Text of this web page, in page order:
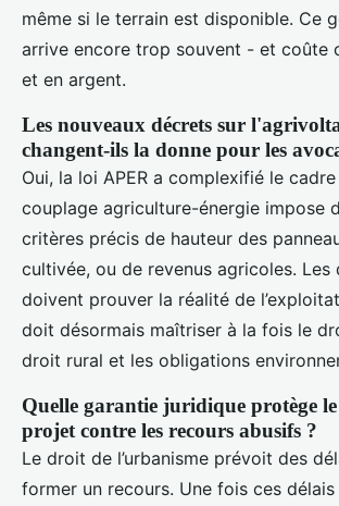
même si le terrain est disponible. Ce
arrive encore trop souvent - et coûte
et en argent.
Les nouveaux décrets sur
changent-ils la donne pour les
Oui, la loi APER a complexifié le
couplage agriculture-énergie impose
critères précis de hauteur des
cultivée, ou de revenus agricoles. Les
doivent prouver la réalité de
doit désormais maîtriser à la fois le
droit rural et les obligations
Quelle garantie juridique protège
projet contre les recours abusifs ?
Le droit de l’urbanisme prévoit des
former un recours. Une fois ces